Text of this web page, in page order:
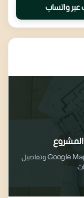
عبر واتساب
احصل على الموقع الجغرافي الدقيق على Google Maps وتفاصيل